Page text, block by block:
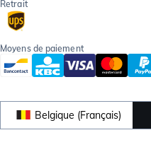
Retrait
Moyens de paiement
Belgique (Français)